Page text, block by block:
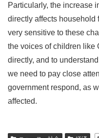
Particularly, the increase
directly affects household
very sensitive to these
the voices of children like
directly, and to
we need to pay close
government respond, as
affected.